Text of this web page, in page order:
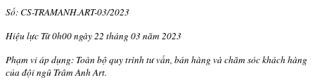
Số: CS-TRAMANH.ART-03/2023
Hiệu lực Từ 0h00 ngày22 tháng 03năm 2023
Phạm vi áp dụng: Toàn bộ quy trình tư vấn, bán hàng và chăm sóc khách hàng
của đội ngũ Trâm Anh Art.